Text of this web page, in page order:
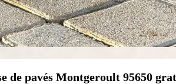
de pavés Montgeroult 95650